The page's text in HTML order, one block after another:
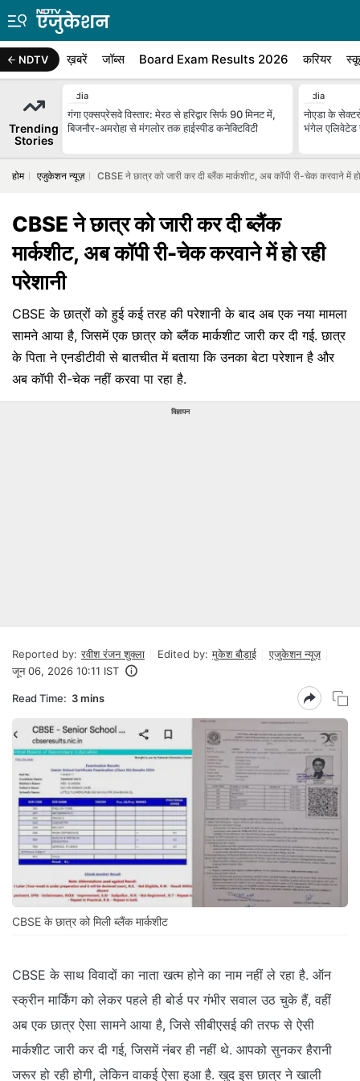
NDTV ख़बरें जॉब्स Board Exam Results 2026 करियर
Trending
Stories
India
गंगा एक्सप्रेसवे विस्तार: मेरठ से हरिद्वार सिर्फ 90 मिनट में,
बिजनौर-अमरोहा से मंगलोर तक हाईस्पीड कनेक्टिविटी
India
नोएडा के
भंगेल एलिवेटेड
होम एजुकेशन न्यूज़ CBSE ने छात्र को जारी कर दी ब्लैंक मार्कशीट, अब कॉपी री-चेक करवाने में हो
CBSE ने छात्र को जारी कर दी ब्लैंक
मार्कशीट, अब कॉपी री-चेक करवाने में हो रही
परेशानी
CBSE के छात्रों को हुई कई तरह की परेशानी के बाद अब एक नया मामला
सामने आया है, जिसमें एक छात्र को ब्लैंक मार्कशीट जारी कर दी गई. छात्र
के पिता ने एनडीटीवी से बातचीत में बताया कि उनका बेटा परेशान है और
अब कॉपी री-चेक नहीं करवा पा रहा है.
विज्ञापन
Reported by: रवीश रंजन शुक्ला Edited by: मुकेश बौड़ाई
एजुकेशन न्यूज़
जून 06, 2026 10:11 IST
Read Time: 3 mins
CBSE के छात्र को मिली ब्लैंक मार्कशीट
CBSE के साथ विवादों का नाता खत्म होने का नाम नहीं ले रहा है. ऑन
स्क्रीन मार्किंग को लेकर पहले ही बोर्ड पर गंभीर सवाल उठ चुके हैं, वहीं
अब एक छात्र ऐसा सामने आया है, जिसे सीबीएसई की तरफ से ऐसी
मार्कशीट जारी कर दी गई, जिसमें नंबर ही नहीं थे. आपको सुनकर हैरानी
जरूर हो रही होगी, लेकिन वाकई ऐसा हुआ है. खुद इस छात्र ने खाली